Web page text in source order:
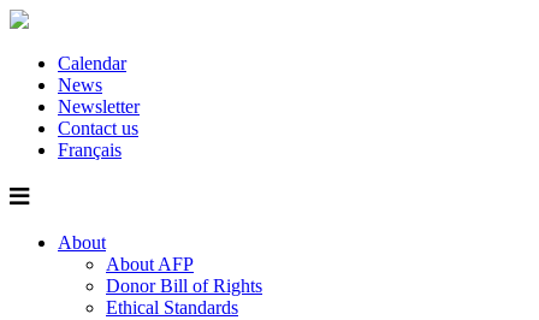
Calendar
News
Newsletter
Contact us
Français
About
About AFP
Donor Bill of Rights
Ethical Standards